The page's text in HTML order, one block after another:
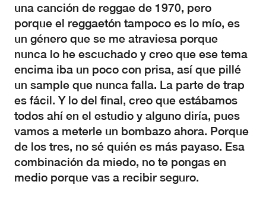
una canción de reggae de 1970, pero
porque el reggaetón tampoco es lo mío, es
un género que se me atraviesa porque
nunca lo he escuchado y creo que ese tema
encima iba un poco con prisa, así que pillé
un sample que nunca falla. La parte de trap
es fácil. Y lo del final, creo que estábamos
todos ahí en el estudio y alguno diría, pues
vamos a meterle un bombazo ahora. Porque
de los tres, no sé quién es más payaso. Esa
combinación da miedo, no te pongas en
medio porque vas a recibir seguro.